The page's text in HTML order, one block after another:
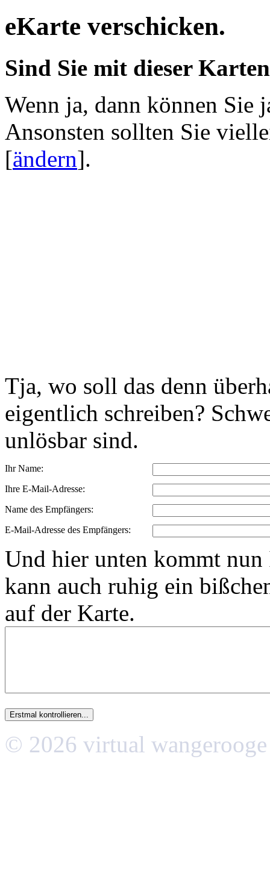
eKarte verschicken.
Sind Sie mit dieser
Wenn ja, dann können Sie
Ansonsten sollten Sie
[ändern].
Tja, wo soll das denn
eigentlich schreiben?
unlösbar sind.
Ihr Name:
Ihre E-Mail-Adresse:
Name des Empfängers:
E-Mail-Adresse des Empfängers:
Und hier unten kommt
kann auch ruhig ein
auf der Karte.
© 2026 virtual wangerooge